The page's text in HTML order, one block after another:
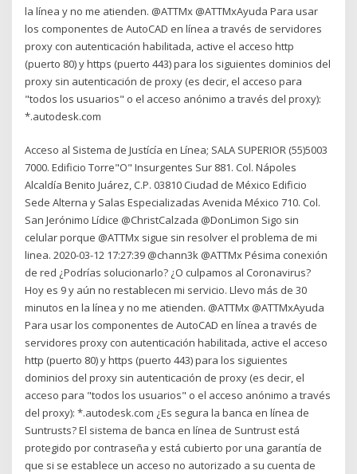
la línea y no me atienden. @ATTMx @ATTMxAyuda Para usar
los componentes de AutoCAD en línea a través de servidores
proxy con autenticación habilitada, active el acceso http
(puerto 80) y https (puerto 443) para los siguientes dominios del
proxy sin autenticación de proxy (es decir, el acceso para
"todos los usuarios" o el acceso anónimo a través del proxy):
*.autodesk.com
Acceso al Sistema de Justícía en Línea; SALA SUPERIOR (55)5003
7000. Edificio Torre"O" Insurgentes Sur 881. Col. Nápoles
Alcaldía Benito Juárez, C.P. 03810 Ciudad de México Edificio
Sede Alterna y Salas Especializadas Avenida México 710. Col.
San Jerónimo Lídice @ChristCalzada @DonLimon Sigo sin
celular porque @ATTMx sigue sin resolver el problema de mi
linea. 2020-03-12 17:27:39 @chann3k @ATTMx Pésima conexión
de red ¿Podrías solucionarlo? ¿O culpamos al Coronavirus?
Hoy es 9 y aún no restablecen mi servicio. Llevo más de 30
minutos en la línea y no me atienden. @ATTMx @ATTMxAyuda
Para usar los componentes de AutoCAD en línea a través de
servidores proxy con autenticación habilitada, active el acceso
http (puerto 80) y https (puerto 443) para los siguientes
dominios del proxy sin autenticación de proxy (es decir, el
acceso para "todos los usuarios" o el acceso anónimo a través
del proxy): *.autodesk.com ¿Es segura la banca en línea de
Suntrusts? El sistema de banca en línea de Suntrust está
protegido por contraseña y está cubierto por una garantía de
que si se establece un acceso no autorizado a su cuenta de